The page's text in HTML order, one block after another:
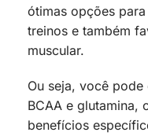
ótimas opções
treinos e também
muscular.
Ou seja, você
BCAA e glutamina,
benefícios